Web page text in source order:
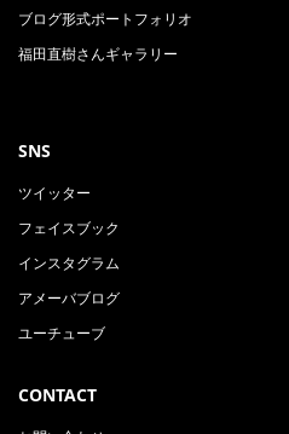
ブログ形式ポートフォリオ
福田直樹さんギャラリー
SNS
ツイッター
フェイスブック
インスタグラム
アメーバブログ
ユーチューブ
CONTACT